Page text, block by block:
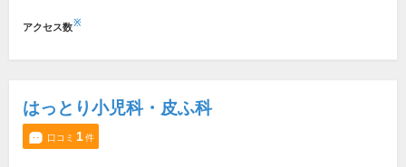
アクセス数※
はっとり小児科・皮ふ科
口コミ 1件